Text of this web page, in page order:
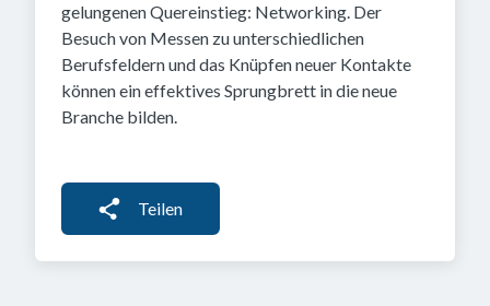
gelungenen Quereinstieg: Networking. Der
Besuch von Messen zu unterschiedlichen
Berufsfeldern und das Knüpfen neuer Kontakte
können ein effektives Sprungbrett in die neue
Branche bilden.
Teilen